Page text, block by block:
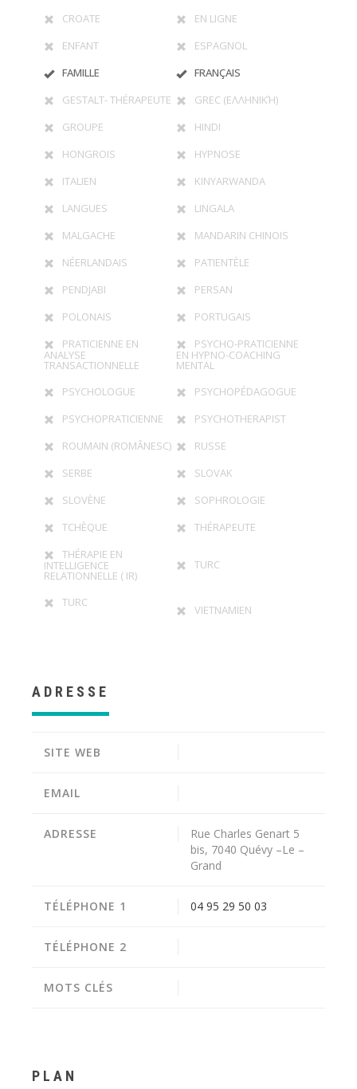
CROATE
EN LIGNE
ENFANT
ESPAGNOL
FAMILLE
FRANÇAIS
GESTALT- THÉRAPEUTE
GREC (ΕΛΛΗΝΙΚΉ)
GROUPE
HINDI
HONGROIS
HYPNOSE
ITALIEN
KINYARWANDA
LANGUES
LINGALA
MALGACHE
MANDARIN CHINOIS
NÉERLANDAIS
PATIENTÈLE
PENDJABI
PERSAN
POLONAIS
PORTUGAIS
PRATICIENNE EN
ANALYSE
TRANSACTIONNELLE
PSYCHO-PRATICIENNE
EN HYPNO-COACHING
MENTAL
PSYCHOLOGUE
PSYCHOPÉDAGOGUE
PSYCHOPRATICIENNE
PSYCHOTHERAPIST
ROUMAIN (ROMÂNESC)
RUSSE
SERBE
SLOVAK
SLOVÈNE
SOPHROLOGIE
TCHÈQUE
THÉRAPEUTE
THÉRAPIE EN
INTELLIGENCE
RELATIONNELLE ( IR)
TURC
TURC
VIETNAMIEN
ADRESSE
SITE WEB
EMAIL
ADRESSE
Rue Charles Genart 5
bis, 7040 Quévy –Le –
Grand
TÉLÉPHONE 1 04 95 29 50 03
TÉLÉPHONE 2
MOTS CLÉS
PLAN